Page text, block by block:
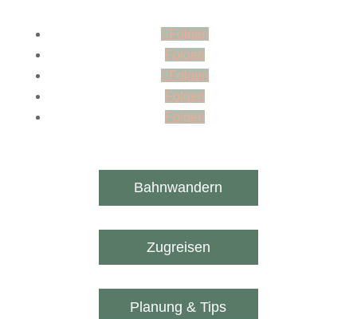
Folgen
Folgen
Folgen
Folgen
Folgen
Bahnwandern
Zugreisen
Planung & Tips